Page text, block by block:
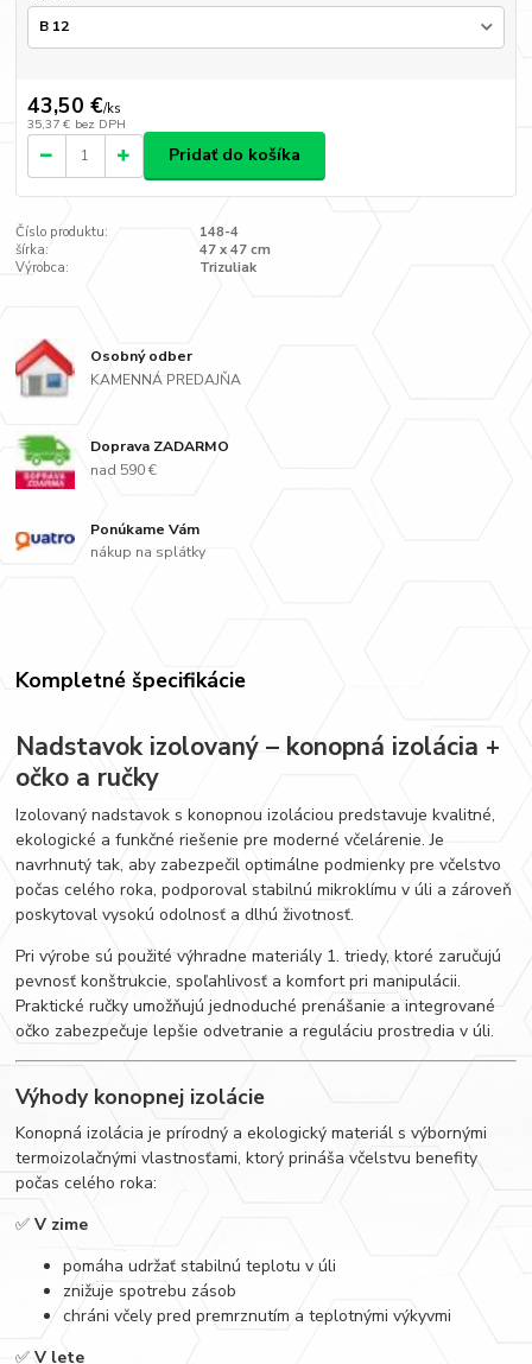
43,50 €/ks
35,37 € bez DPH
Pridať do košíka
Číslo produktu:
148-4
šírka:
47 x 47 cm
Výrobca:
Trizuliak
Osobný odber
KAMENNÁ PREDAJŇA
Doprava ZADARMO
nad 590 €
Ponúkame Vám
nákup na splátky
Kompletné špecifikácie
Nadstavok izolovaný – konopná izolácia +
očko a ručky
Izolovaný nadstavok s konopnou izoláciou predstavuje kvalitné,
ekologické a funkčné riešenie pre moderné včelárenie. Je
navrhnutý tak, aby zabezpečil optimálne podmienky pre včelstvo
počas celého roka, podporoval stabilnú mikroklímu v úli a zároveň
poskytoval vysokú odolnosť a dlhú životnosť.
Pri výrobe sú použité výhradne materiály 1. triedy, ktoré zaručujú
pevnosť konštrukcie, spoľahlivosť a komfort pri manipulácii.
Praktické ručky umožňujú jednoduché prenášanie a integrované
očko zabezpečuje lepšie odvetranie a reguláciu prostredia v úli.
Výhody konopnej izolácie
Konopná izolácia je prírodný a ekologický materiál s výbornými
termoizolačnými vlastnosťami, ktorý prináša včelstvu benefity
počas celého roka:
✅V zime
pomáha udržať stabilnú teplotu v úli
znižuje spotrebu zásob
chráni včely pred premrznutím a teplotnými výkyvmi
✅V lete